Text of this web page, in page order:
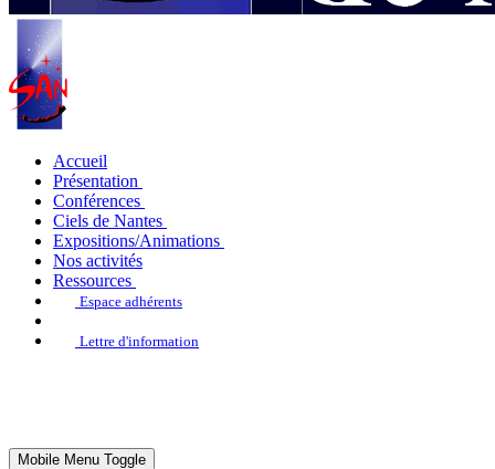
Accueil
Présentation
Conférences
Ciels de Nantes
Expositions/Animations
Nos activités
Ressources
Espace adhérents
Lettre d'information
Mobile Menu Toggle